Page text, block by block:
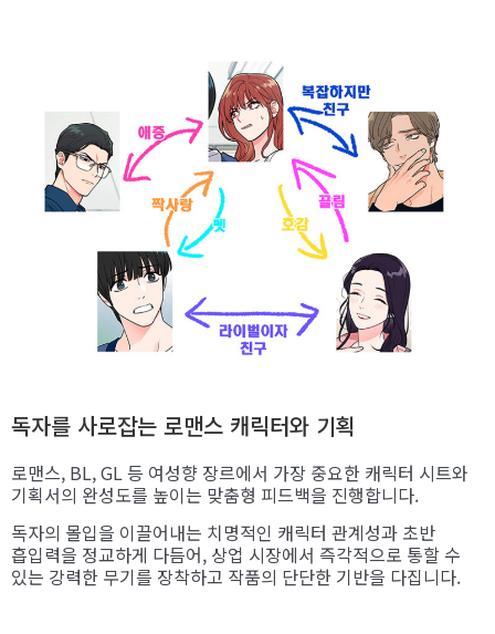
독자를 사로잡는 로맨스 캐릭터와 기획
로맨스, BL, GL 등 여성향 장르에서 가장 중요한 캐릭터 시트와
기획서의 완성도를 높이는 맞춤형 피드백을 진행합니다.
독자의 몰입을 이끌어내는 치명적인 캐릭터 관계성과 초반
흡입력을 정교하게 다듬어, 상업 시장에서 즉각적으로 통할 수
있는 강력한 무기를 장착하고 작품의 단단한 기반을 다집니다.